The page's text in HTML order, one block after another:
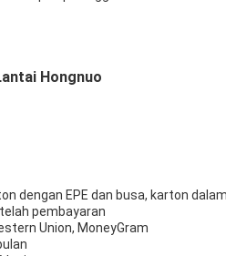
Hongnuo
dengan EPE dan busa, karton
pembayaran
Union, MoneyGram